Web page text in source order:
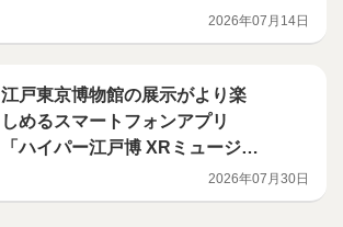
2026年07月14日
江戸東京博物館の展示がより楽
しめるスマートフォンアプリ
「ハイパー江戸博 XRミュージア
2026年07月30日